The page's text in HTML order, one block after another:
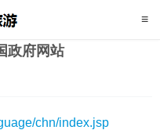
政府网站
chn/index.jsp